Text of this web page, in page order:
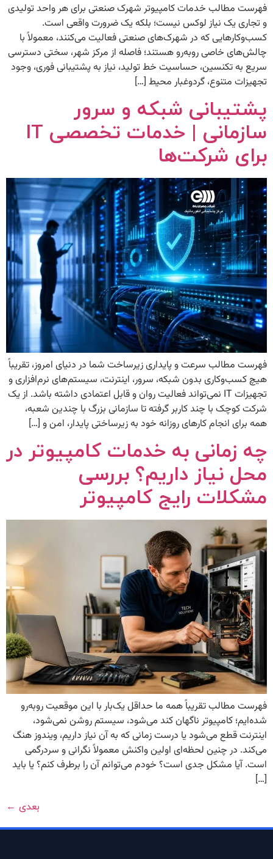
فهرست مطالب خدمات کامپیوتر شهرک صنعتی برای هر واحد تولیدی
و تجاری یک نیاز لوکس نیست؛ بلکه یک ضرورت واقعی است.
کسب‌وکارهایی که در شهرک‌های صنعتی فعالیت می‌کنند، معمولاً با
چالش‌های خاصی روبه‌رو هستند؛ فاصله از مرکز شهر، سختی دسترسی
سریع به تکنسین، حساسیت خط تولید، نیاز به پشتیبانی فوری، وجود
تجهیزات متنوع، گردوغبار محیط […]
پشتیبانی شبکه و سرور
سازمانی | خدمات تخصصی IT
برای شرکت‌ها
فهرست مطالب سرعت و پایداری زیرساخت شما در دنیای امروز، تقریباً
هیچ کسب‌وکاری بدون شبکه، سرور، اینترنت، سیستم‌های نرم‌افزاری و
تجهیزات IT نمی‌تواند فعالیت روان و قابل اعتمادی داشته باشد. از یک
شرکت کوچک با چند کاربر گرفته تا سازمانی بزرگ با چندین شعبه،
همه برای انجام کارهای روزانه خود به زیرساختی پایدار، امن و […]
چه زمانی به خدمات کامپیوتر در
محل نیاز داریم؟ بررسی
مشکلات رایج کامپیوتر
فهرست مطالب تقریباً همه ما حداقل یک‌بار با این موقعیت روبه‌رو
شده‌ایم؛ کامپیوتر ناگهان کند می‌شود، سیستم روشن نمی‌شود،
اینترنت قطع می‌شود یا درست زمانی که به آن نیاز داریم، ویندوز هنگ
می‌کند. در چنین لحظه‌ای اولین واکنش معمولاً نگرانی و سردرگمی
است. آیا مشکل جدی است؟ خودم می‌توانم آن را برطرف کنم؟ یا باید
[…]
بعدی ←